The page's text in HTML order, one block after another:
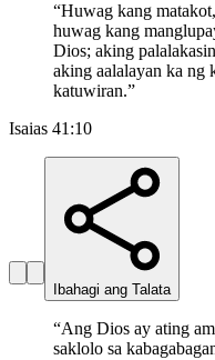
“Huwag kang
huwag kang
Dios; aking
aking aalalayan ka ng
katuwiran.”
Isaias 41:10
Ibahagi ang Talata
“Ang Dios ay ating
saklolo sa